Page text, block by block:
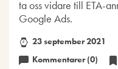
ta oss vidare till ETA-
Google Ads.
23 september 2021
Kommentarer (0)